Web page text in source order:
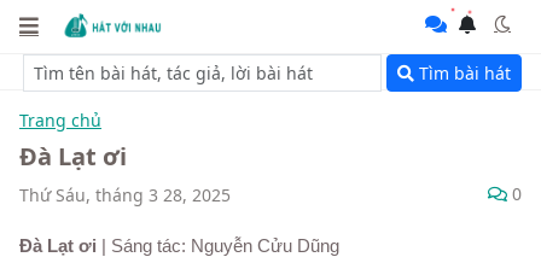
Tìm bài hát
Trang chủ
Đà Lạt ơi
Thứ Sáu, tháng 3 28, 2025 0
Đà Lạt ơi | Sáng tác: Nguyễn Cửu Dũng